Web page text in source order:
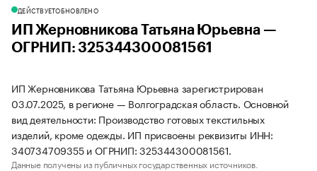
ДЕЙСТВУЕТОБНОВЛЕНО
ИП Жерновникова Татьяна Юрьевна —
ОГРНИП: 325344300081561
ИП Жерновникова Татьяна Юрьевна зарегистрирован
03.07.2025, в регионе — Волгоградская область. Основной
вид деятельности: Производство готовых текстильных
изделий, кроме одежды. ИП присвоены реквизиты ИНН:
340734709355 и ОГРНИП: 325344300081561.
Данные получены из публичных государственных источников.